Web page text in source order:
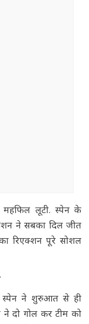
महफिल लूटी. स्पेन के
ने सबका दिल जीत
रिएक्शन पूरे सोशल
ने शुरुआत से ही
दो गोल कर टीम को